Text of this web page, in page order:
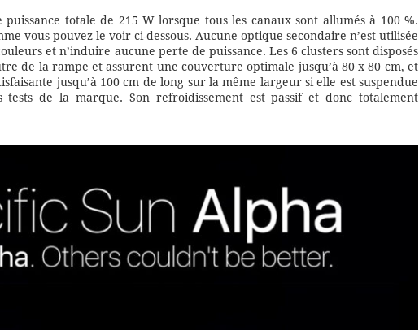
puissance totale de 215 W lorsque tous les canaux sont allumés à 100 %.
vous pouvez le voir ci-dessous. Aucune optique secondaire n’est utilisée
et n’induire aucune perte de puissance. Les 6 clusters sont disposés
de la rampe et assurent une couverture optimale jusqu’à 80 x 80 cm, et
jusqu’à 100 cm de long sur la même largeur si elle est suspendue
tests de la marque. Son refroidissement est passif et donc totalement